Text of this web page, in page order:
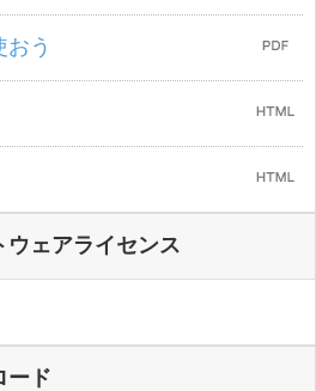
おう
ウェアライセンス
ード